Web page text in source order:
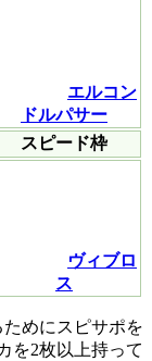
エルコン
ドルパサー
スピード枠
ヴィブロ
ス
めにスピサポを
を2枚以上持って